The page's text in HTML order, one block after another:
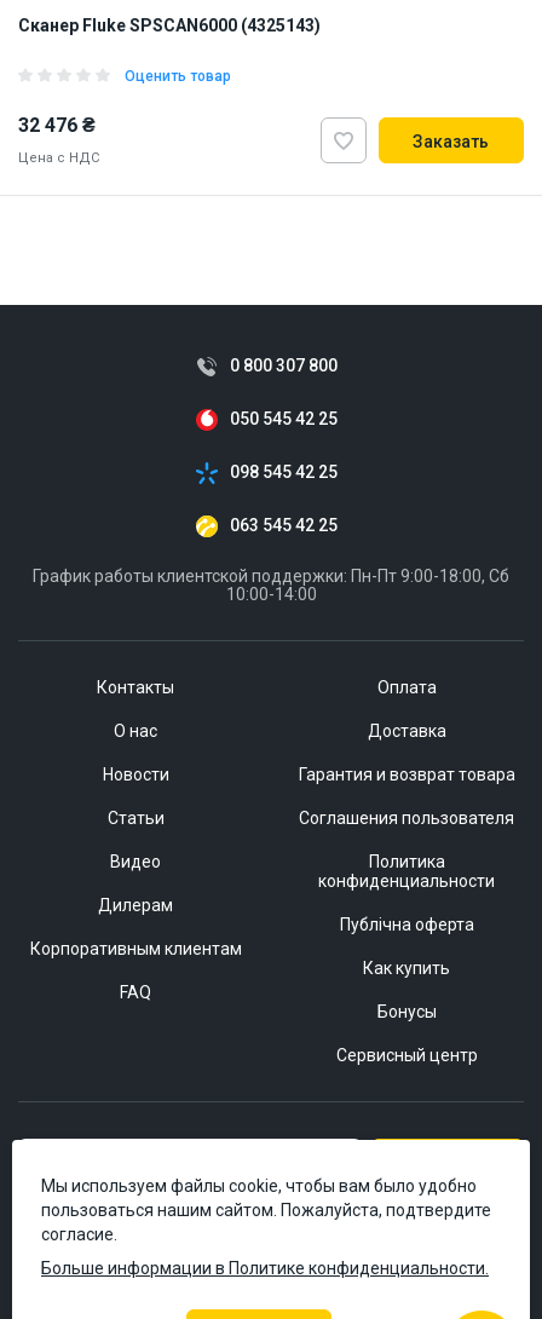
Сканер Fluke SPSCAN6000 (4325143)
Оценить товар
32 476 ₴
Цена с НДС
Заказать
Контакты
О нас
Новости
Статьи
Видео
Дилерам
Корпоративным клиентам
FAQ
Оплата
Доставка
Гарантия и возврат товара
Соглашения пользователя
Политика
конфиденциальности
Публічна оферта
Как купить
Бонусы
Сервисный центр
0 800 307 800
050 545 42 25
098 545 42 25
063 545 42 25
График работы клиентской поддержки: Пн-Пт 9:00-18:00, Сб
10:00-14:00
Мы используем файлы cookie, чтобы вам было удобно
пользоваться нашим сайтом. Пожалуйста, подтвердите
согласие.
Больше информации в Политике конфиденциальности.